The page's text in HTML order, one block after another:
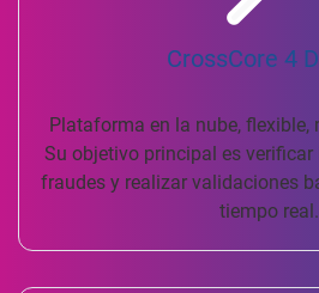
CrossCore 4
Plataforma en la nube, flexible,
Su objetivo principal es
fraudes y realizar validaciones
tiempo real.